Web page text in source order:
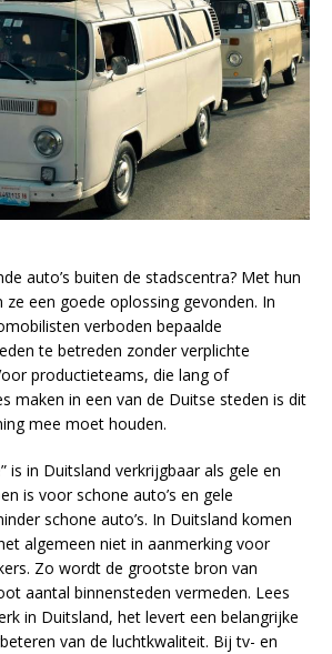
auto’s buiten de stadscentra? Met hun
een goede oplossing gevonden. In
verboden bepaalde
te betreden zonder verplichte
productieteams, die lang of
maken in een van de Duitse steden is dit
mee moet houden.
is in Duitsland verkrijgbaar als gele en
is voor schone auto’s en gele
schone auto’s. In Duitsland komen
algemeen niet in aanmerking voor
Zo wordt de grootste bron van
aantal binnensteden vermeden. Lees
in Duitsland, het levert een belangrijke
van de luchtkwaliteit. Bij tv- en